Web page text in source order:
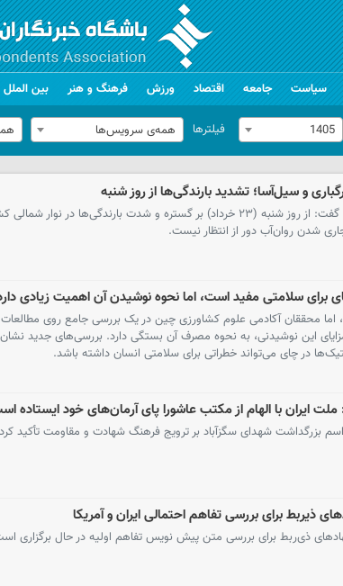
سیاست جامعه اقتصاد ورزش فرهنگ و هنر بین الملل
1405 فیلترها همه‌ی سرویس‌ها
و سیل‌آسا؛ تشدید بارندگی‌ها از روز شنبه
کارشناس هواشناسی گفت: از روز شنبه (۲۳ خرداد) بر گستره و شدت
شدن روان‌آب دور از انتظار نیست.
سلامتی مفید است، اما نحوه نوشیدن آن اهمیت زیادی
اما محققان آکادمی علوم کشاورزی چین در یک بررسی جامع روی
این نوشیدنی، به نحوه مصرف آن بستگی دارد. بررسی‌های جدید
در چای می‌تواند خطراتی برای سلامتی انسان داشته باشد.
ایران با الهام از مکتب عاشورا پای آرمان‌های خود ایستاده
بزرگداشت شهدای سگزآباد بر ترویج فرهنگ شهادت و مقاومت تأکید کرد
ذیربط برای بررسی تفاهم احتمالی ایران و آمریکا
ذی‌ربط برای بررسی متن پیش نویس تفاهم اولیه در حال برگزاری